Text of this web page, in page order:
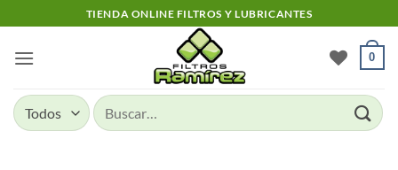
to
content
TIENDA ONLINE FILTROS Y LUBRICANTES
0
Buscar
por: